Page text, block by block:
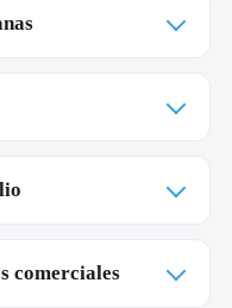
comerciales